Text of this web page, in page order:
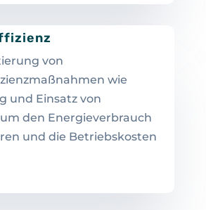
von
wie
und Einsatz von
den Energieverbrauch
und die Betriebskosten